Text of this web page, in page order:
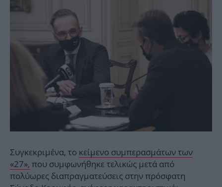
Συγκεκριμένα, το κείμενο συμπερασμάτων των
«27», που συμφωνήθηκε τελικώς μετά από
πολύωρες διαπραγματεύσεις στην πρόσφατη